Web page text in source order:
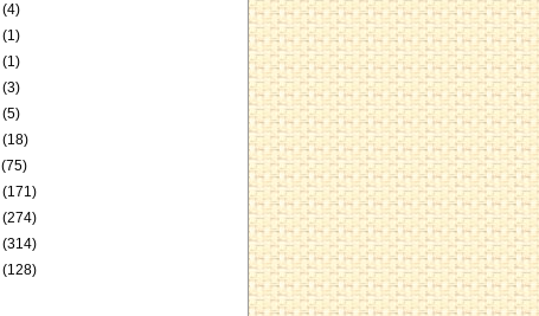
(4)
(1)
(1)
(3)
(5)
(18)
(75)
(171)
(274)
(314)
(128)